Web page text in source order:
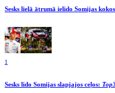
Sesks lielā ātrumā ielido Somijas
1
Sesks lido Somijas slapjajos ceļos: